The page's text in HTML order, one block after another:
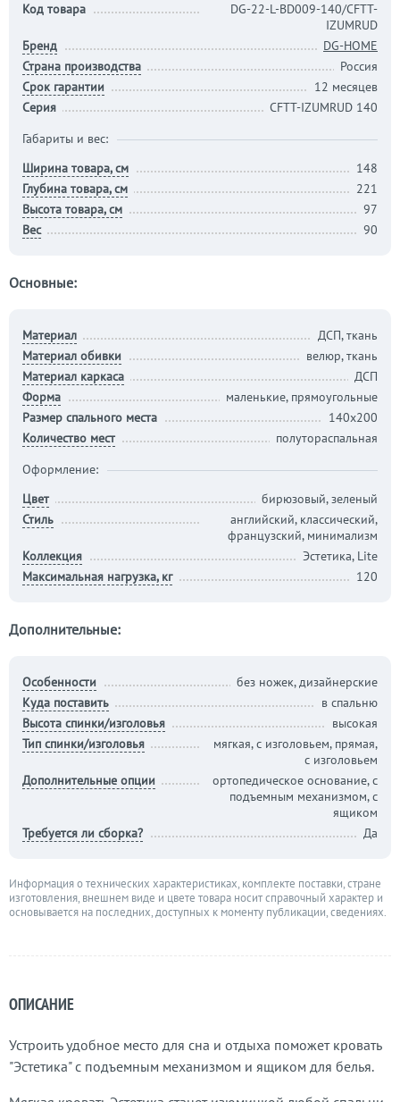
ОПИСАНИЕ
Устроить удобное место для сна и отдыха поможет кровать
"Эстетика" с подъемным механизмом и ящиком для белья.
Код товара
DG-22-L-BD009-140/CFTT-
IZUMRUD
Бренд
DG-HOME
Страна производства
Россия
Срок гарантии
12 месяцев
Серия
CFTT-IZUMRUD 140
Габариты и вес:
Ширина товара, см
148
Глубина товара, см
221
Высота товара, см
97
Вес
90
Основные:
Материал
ДСП, ткань
Материал обивки
велюр, ткань
Материал каркаса
ДСП
Форма
маленькие, прямоугольные
Размер спального места
140х200
Количество мест
полутораспальная
Оформление:
Цвет
бирюзовый, зеленый
Стиль
английский, классический,
французский, минимализм
Коллекция
Эстетика, Lite
Максимальная нагрузка, кг
120
Дополнительные:
Особенности
без ножек, дизайнерские
Куда поставить
в спальню
Высота спинки/изголовья
высокая
Тип спинки/изголовья
мягкая, с изголовьем, прямая,
с изголовьем
Дополнительные опции
ортопедическое основание, с
подъемным механизмом, с
ящиком
Требуется ли сборка?
Да
Информация о технических характеристиках, комплекте поставки, стране
изготовления, внешнем виде и цвете товара носит справочный характер и
основывается на последних, доступных к моменту публикации, сведениях.